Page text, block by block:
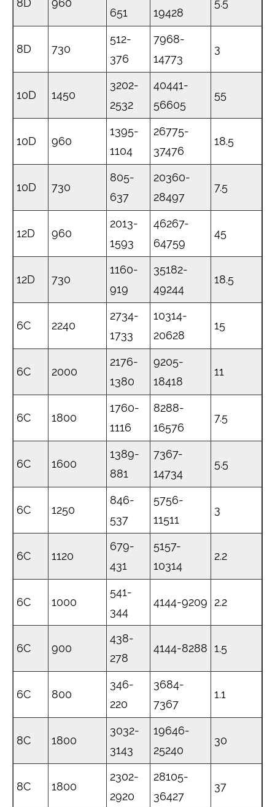
8D 960
651 19428
5.5
8D 730
512-
376
7968-
14773
3
10D 1450
3202-
2532
40441-
56605
55
10D 960
1395-
1104
26775-
37476
18.5
10D 730
805-
637
20360-
28497
7.5
12D 960
2013-
1593
46267-
64759
45
12D 730
1160-
919
35182-
49244
18.5
6C 2240
2734-
1733
10314-
20628
15
6C 2000
2176-
1380
9205-
18418
11
6C 1800
1760-
1116
8288-
16576
7.5
6C 1600
1389-
881
7367-
14734
5.5
6C 1250
846-
537
5756-
11511
3
6C 1120
679-
431
5157-
10314
2.2
6C 1000
541-
344
4144-9209 2.2
6C 900
438-
278
4144-8288 1.5
6C 800
346-
220
3684-
7367
1.1
8C 1800
3032-
3143
19646-
25240
30
8C 1800
2302-
2920
28105-
36427
37